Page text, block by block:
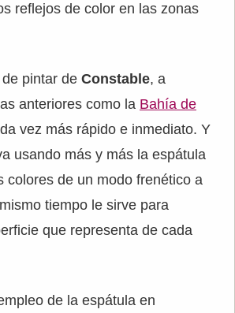
reflejos de color en las zonas
pintar de Constable, a
anteriores como la Bahía de
vez más rápido e inmediato. Y
usando más y más la espátula
colores de un modo frenético a
tiempo le sirve para
que representa de cada
de la espátula en